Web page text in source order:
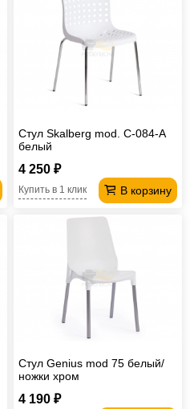
Стул Skalberg mod. C-084-A
белый
4 250 ₽
В корзину
Купить в 1 клик
Стул Genius mod 75 белый/
ножки хром
4 190 ₽